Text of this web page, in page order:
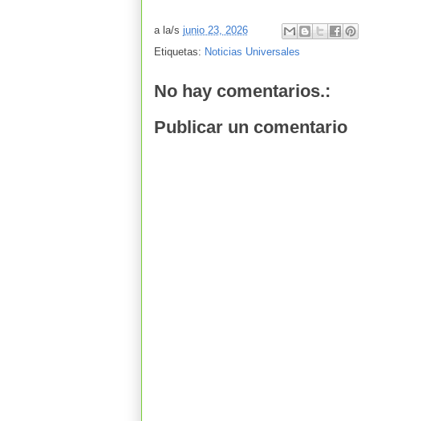
a la/s junio 23, 2026
Etiquetas: Noticias Universales
No hay comentarios.:
Publicar un comentario